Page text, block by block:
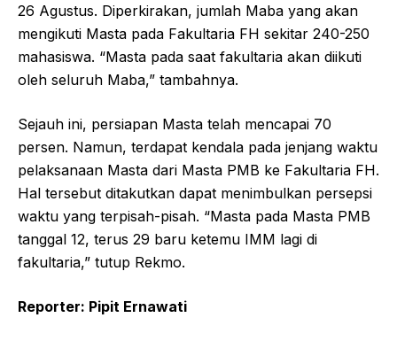
26 Agustus. Diperkirakan, jumlah Maba yang akan
mengikuti Masta pada Fakultaria FH sekitar 240-250
mahasiswa. “Masta pada saat fakultaria akan diikuti
oleh seluruh Maba,” tambahnya.
Sejauh ini, persiapan Masta telah mencapai 70
persen. Namun, terdapat kendala pada jenjang waktu
pelaksanaan Masta dari Masta PMB ke Fakultaria FH.
Hal tersebut ditakutkan dapat menimbulkan persepsi
waktu yang terpisah-pisah. “Masta pada Masta PMB
tanggal 12, terus 29 baru ketemu IMM lagi di
fakultaria,” tutup Rekmo.
Reporter: Pipit Ernawati